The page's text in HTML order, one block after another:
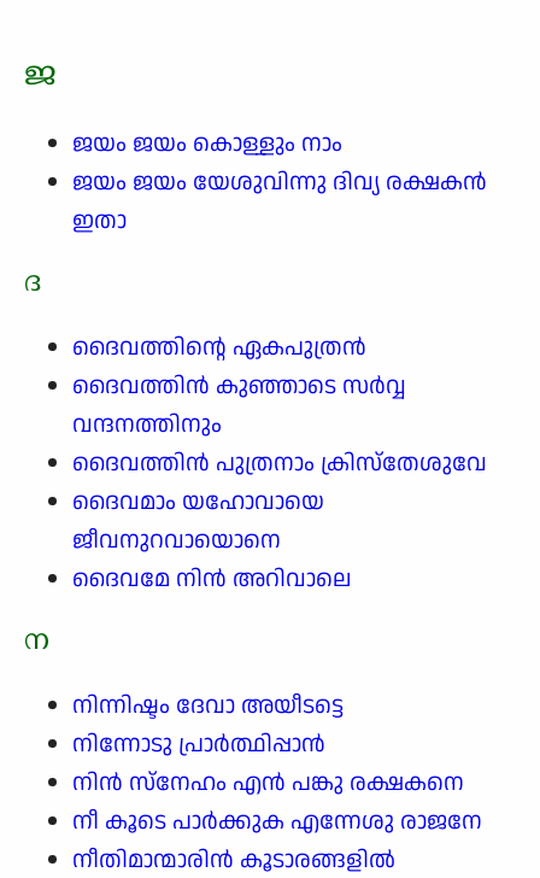
ജ
ജയം ജയം കൊള്ളും നാം
ജയം ജയം യേശുവിന്നു ദിവ്യ രക്ഷകൻ
ഇതാ
ദ
ദൈവത്തിന്റെ ഏകപുത്രൻ
ദൈവത്തിൻ കുഞ്ഞാടെ സർവ്വ
വന്ദനത്തിനും
ദൈവത്തിൻ പുത്രനാം ക്രിസ്തേശുവേ
ദൈവമാം യഹോവായെ
ജീവനുറവായൊനെ
ദൈവമേ നിൻ അറിവാലെ
ന
നിന്നിഷ്ടം ദേവാ അയീടട്ടെ
നിന്നോടു പ്രാർത്ഥിപ്പാൻ
നിൻ സ്നേഹം എൻ പങ്കു രക്ഷകനെ
നീ കൂടെ പാർക്കുക എന്നേശു രാജനേ
നീതിമാന്മാരിൻ കൂടാരങ്ങളിൽ